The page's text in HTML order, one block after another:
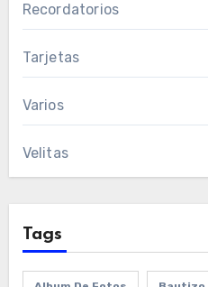
Recordatorios
Tarjetas
Varios
Velitas
Tags